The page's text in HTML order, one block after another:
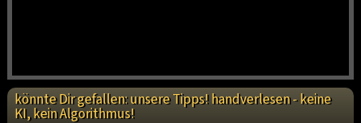
könnte Dir gefallen: unsere Tipps! handverlesen - keine
KI, kein Algorithmus!